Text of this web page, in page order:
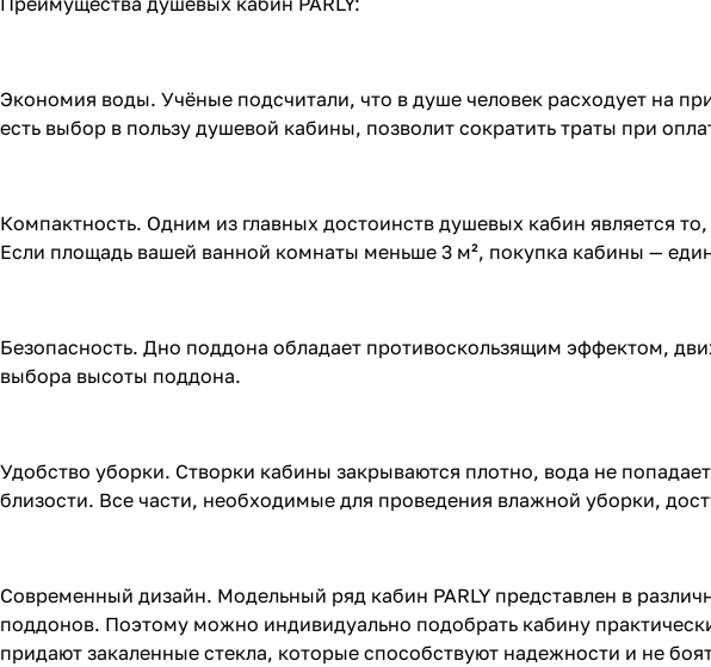
Экономия воды. Учёные подсчитали, что в душе человек расходует на
есть выбор в пользу душевой кабины, позволит сократить траты при
Компактность. Одним из главных достоинств душевых кабин является
Если площадь вашей ванной комнаты меньше 3 м², покупка кабины —
Безопасность. Дно поддона обладает противоскользящим эффектом,
выбора высоты поддона.
Удобство уборки. Створки кабины закрываются плотно, вода не
близости. Все части, необходимые для проведения влажной уборки,
Современный дизайн. Модельный ряд кабин PARLY представлен в
поддонов. Поэтому можно индивидуально подобрать кабину
придают закаленные стекла, которые способствуют надежности и не